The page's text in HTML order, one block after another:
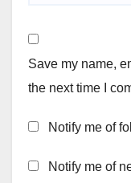
Save my name,
the next time I
Notify me of
Notify me of